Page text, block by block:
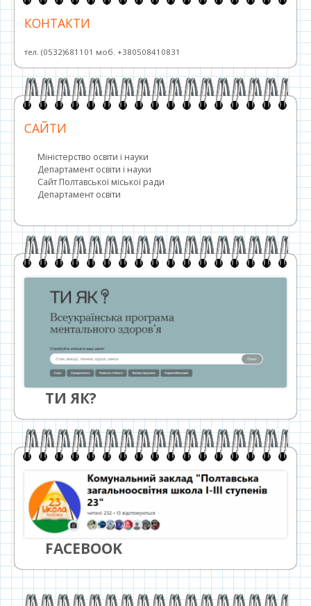
КОНТАКТИ
тел. (0532)681101 моб. +380508410831
САЙТИ
Міністерство освіти і науки
Департамент освіти і науки
Сайт Полтавської міської ради
Департамент освіти
ТИ ЯК?
FACEBOOK